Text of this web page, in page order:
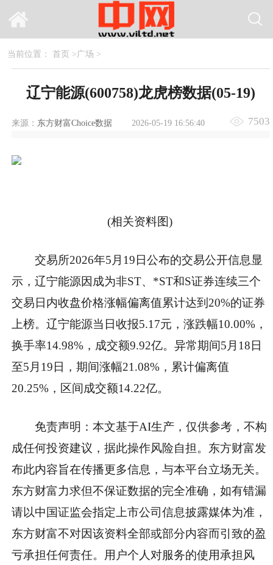
当前位置： 首页 >广场 >
辽宁能源(600758)龙虎榜数据(05-19)
来源： 东方财富Choice数据 2026-05-19 16:56:40 7503
(相关资料图)
交易所2026年5月19日公布的交易公开信息显
示，辽宁能源因成为非ST、*ST和S证券连续三个
交易日内收盘价格涨幅偏离值累计达到20%的证券
上榜。辽宁能源当日收报5.17元，涨跌幅10.00%，
换手率14.98%，成交额9.92亿。异常期间5月18日
至5月19日，期间涨幅21.08%，累计偏离值
20.25%，区间成交额14.22亿。
免责声明：本文基于AI生产，仅供参考，不构
成任何投资建议，据此操作风险自担。东方财富发
布此内容旨在传播更多信息，与本平台立场无关。
东方财富力求但不保证数据的完全准确，如有错漏
请以中国证监会指定上市公司信息披露媒体为准，
东方财富不对因该资料全部或部分内容而引致的盈
亏承担任何责任。用户个人对服务的使用承担风